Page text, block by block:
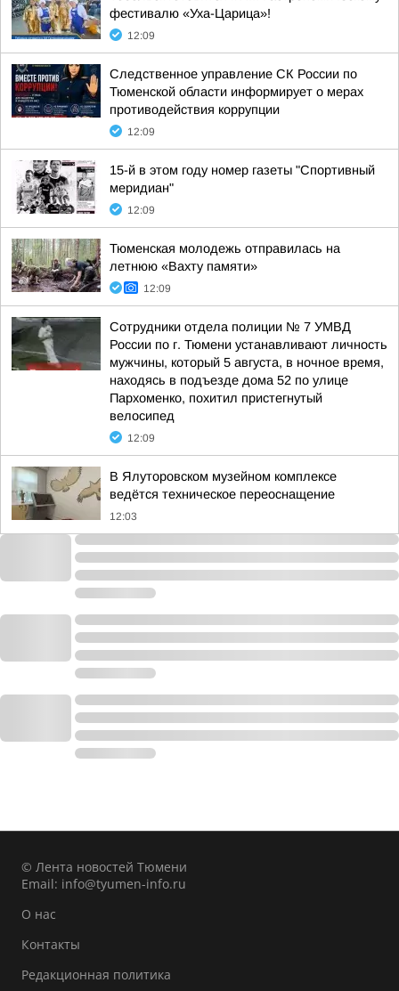
фестивалю «Уха-Царица»!
12:09
Следственное управление СК России по
Тюменской области информирует о мерах
противодействия коррупции
12:09
15-й в этом году номер газеты "Спортивный
меридиан"
12:09
Тюменская молодежь отправилась на
летнюю «Вахту памяти»
12:09
Сотрудники отдела полиции № 7 УМВД
России по г. Тюмени устанавливают личность
мужчины, который 5 августа, в ночное время,
находясь в подъезде дома 52 по улице
Пархоменко, похитил пристегнутый
велосипед
12:09
В Ялуторовском музейном комплексе
ведётся техническое переоснащение
12:03
© Лента новостей Тюмени
Email: info@tyumen-info.ru
О нас
Контакты
Редакционная политика